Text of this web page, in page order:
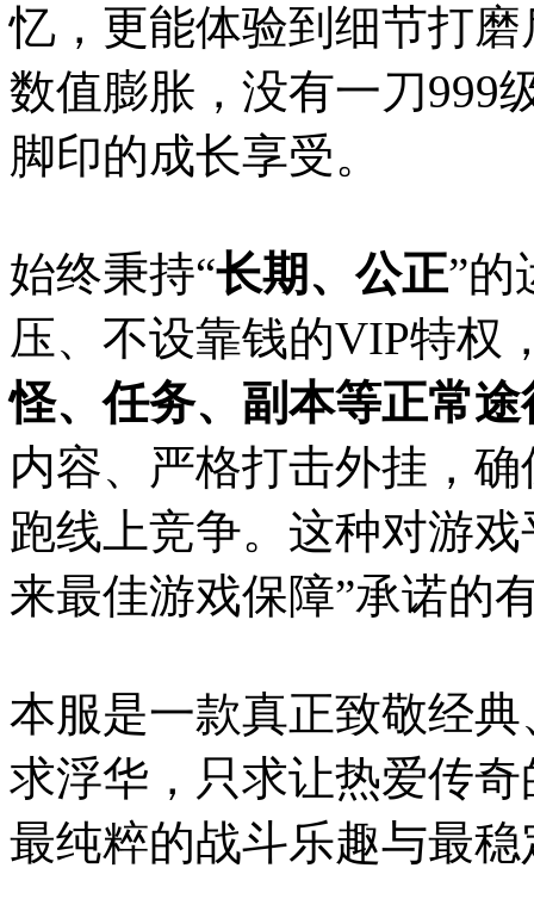
忆，更能体验到细节打
数值膨胀，没有一刀999
脚印的成长享受。
始终秉持“长期、公正”的
压、不设靠钱的VIP特权
怪、任务、副本等正常
内容、严格打击外挂，
跑线上竞争。这种对游
来最佳游戏保障”承诺的
本服是一款真正致敬经
求浮华，只求让热爱传
最纯粹的战斗乐趣与最